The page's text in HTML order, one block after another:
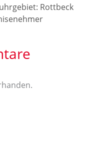
Rottbeck